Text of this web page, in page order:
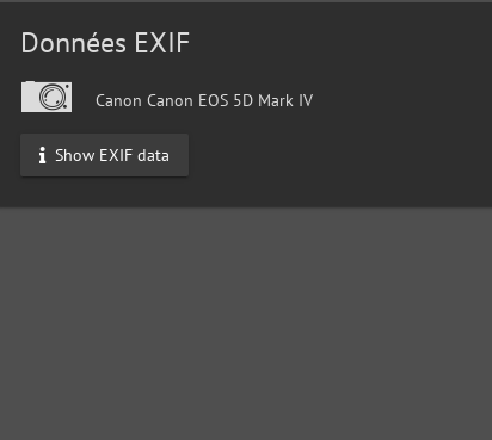
Données EXIF
Canon Canon EOS 5D Mark IV
Show EXIF data